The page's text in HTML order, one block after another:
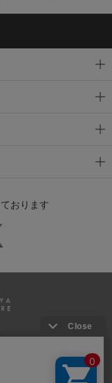
おります
プライバシーポリシー
クセシビリティ方針